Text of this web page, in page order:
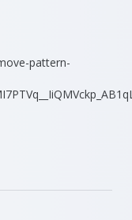
pattern-